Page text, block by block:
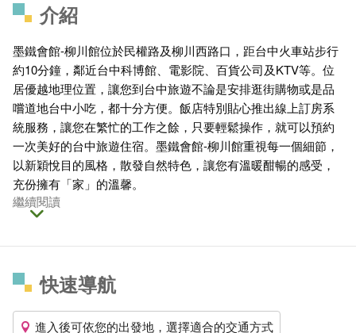
介紹
墨鐵會館-柳川館位於民權路及柳川西路口，距台中火車站步行
約10分鐘，鄰近台中科博館、電影院、百貨公司及KTV等。位
居優越地理位置，讓您到台中旅遊不論是安排逛街購物或是品
嚐道地台中小吃，都十分方便。飯店特別貼心推出線上訂房系
統服務，讓您在繁忙的工作之餘，只要輕鬆操作，就可以預約
一次美好的台中旅遊住宿。墨鐵會館-柳川館重視每一個細節，
以新穎悅目的風格，散發自然特色，讓您有溫暖酣暢的感受，
充份擁有「家」的溫馨。
繼續閱讀
快速導航
進入後可依您的出發地，選擇適合的交通方式